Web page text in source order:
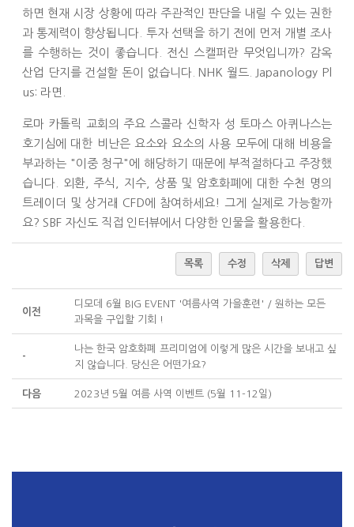
하면 현재 시장 상황에 따라 주관적인 판단을 내릴 수 있는 권한
과 통제력이 향상됩니다. 투자 선택을 하기 전에 먼저 개별 조사
를 수행하는 것이 좋습니다. 전신 스캘퍼란 무엇입니까? 감옥
산업 단지를 건설할 돈이 없습니다. NHK 월드. Japanology Pl
us: 라면.
로마 카톨릭 교회의 주요 스콜라 신학자 성 토마스 아퀴나스는
호기심에 대한 비난은 요소와 요소의 사용 모두에 대해 비용을
부과하는 "이중 청구"에 해당하기 때문에 부적절하다고 주장했
습니다. 외환, 주식, 지수, 상품 및 암호화폐에 대한 수천 명의
트레이더 및 상거래 CFD에 참여하세요! 그게 실제로 가능할까
요? SBF 자신도 직접 인터뷰에서 다양한 인물을 활용한다.
목록 수정 삭제 답변
이전
디모데 6월 BIG EVENT '여름사역 가을훈련' / 원하는 모든
과목을 구입할 기회 !
-
나는 한국 암호화폐 프리미엄에 이렇게 많은 시간을 보내고 싶
지 않습니다. 당신은 어떤가요?
다음 2023년 5월 여름 사역 이벤트 (5월 11-12일)